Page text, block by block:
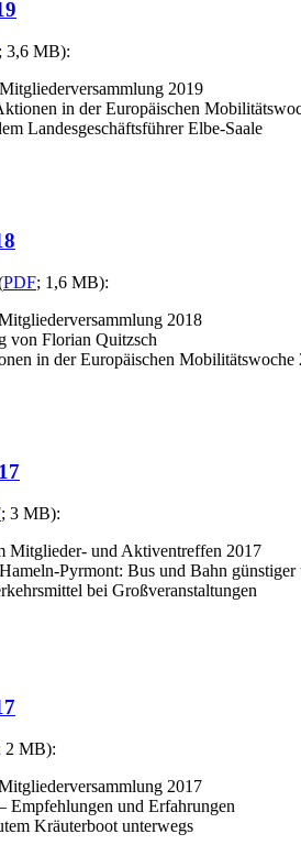
; 3,6 MB):
2019
in der Europäischen
Landesgeschäftsführer Elbe-Saale
PDF; 1,6 MB):
2018
von Florian Quitzsch
in der Europäischen Mobilitätswoche
; 3 MB):
Mitglieder- und Aktiventreffen 2017
Pyrmont: Bus und Bahn günstiger
bei Großveranstaltungen
2 MB):
2017
Empfehlungen und Erfahrungen
Kräuterboot unterwegs